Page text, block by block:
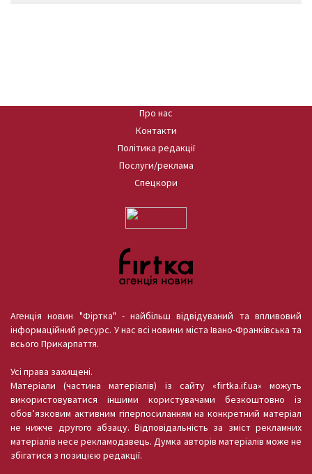
Про нас
Контакти
Політика редакції
Послуги/реклама
Спецкори
Агенція новин "Фіртка" - найбільш відвідуваний та впливовий
інформаційний ресурс. У нас всі новини міста Івано-Франківська та
всього Прикарпаття.
Усі права захищені.
Матеріали (частина матеріалів) із сайту «firtka.if.ua» можуть
використовуватися іншими користувачами безкоштовно із
обов’язковим активним гіперпосиланням на конкретний матеріал
не нижче другого абзацу. Відповідальність за зміст рекламних
матеріалів несе рекламодавець. Думка авторів матеріалів може не
збігатися з позицією редакції.